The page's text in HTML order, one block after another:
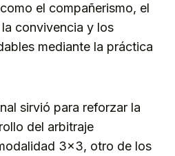
el compañerismo, el
convivencia y los
mediante la práctica
sirvió para reforzar la
del arbitraje
3×3, otro de los